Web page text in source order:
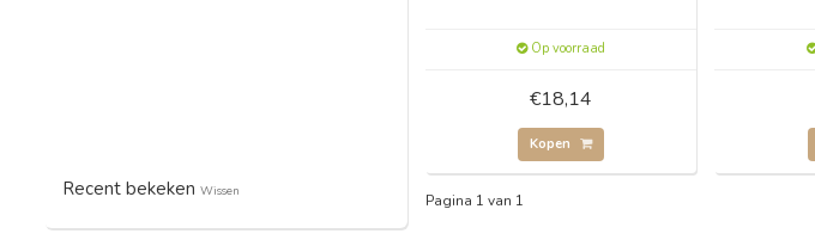
Recent bekeken Wissen
Op voorraad
€18,14
Kopen
Pagina 1 van 1